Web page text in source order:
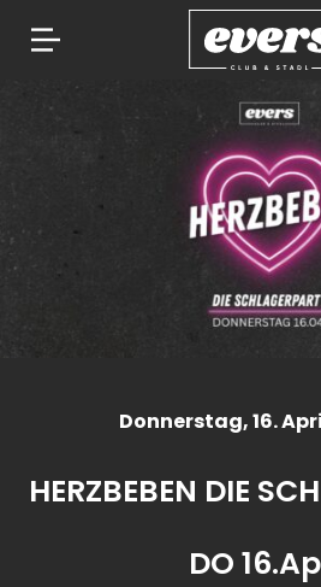
Donnerstag, 16.
HERZBEBEN DIE
DO